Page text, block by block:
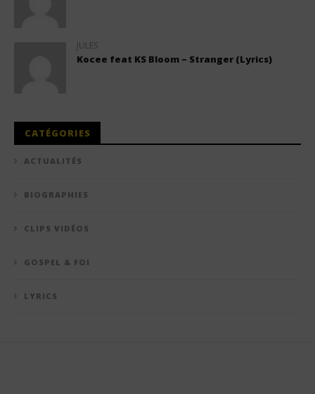
JULES
Kocee feat KS Bloom – Stranger (Lyrics)
CATÉGORIES
ACTUALITÉS
BIOGRAPHIES
CLIPS VIDÉOS
GOSPEL & FOI
LYRICS